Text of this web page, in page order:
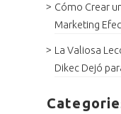
Cómo Crear
Marketing
La Valiosa
Dikec Dejó